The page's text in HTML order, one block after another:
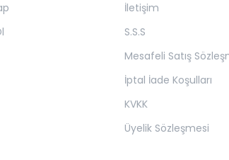
İletişim
S.S.S
Mesafeli Satış
İptal İade Koşulları
KVKK
Üyelik Sözleşmesi